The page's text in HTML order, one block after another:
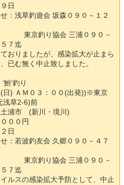
９ 日
せ ： 浅草釣遊会 坂森 ０ ９ ０ － １ ２
東京釣 り協会 三浦 ０ ９ ０ －
５ ７迄
てお り ま したが 感染拡大が止 ま ら
已む無く 中 止致し ま した 。
‘鮒’釣 り
(日) Ａ Ｍ ０ ３ ： ０ ０ (出発))※東京
浅草2-6)前
土浦市 (新川 ・ 境 川 )
０ ０ ０ 円
２ 日
せ ： 若波釣友会 久 郷０ ９ ０ － ４ ７
東京釣 り協会 三浦 ０ ９ ０ －
５ ７迄
イ ルスの感染拡大予防と して 中 止